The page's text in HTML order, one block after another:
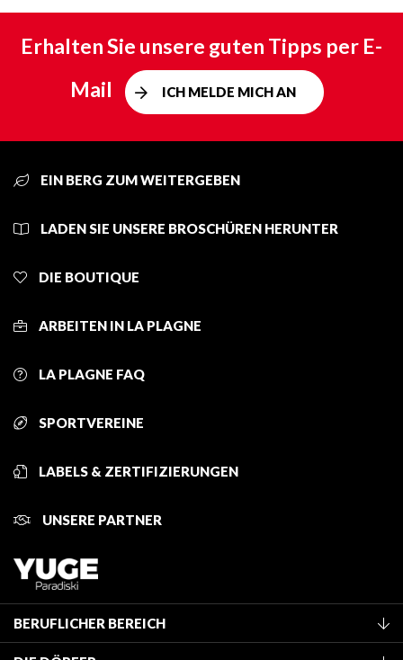
Erhalten Sie unsere guten Tipps per E-
Mail
ICH MELDE MICH AN
EIN BERG ZUM WEITERGEBEN
LADEN SIE UNSERE BROSCHÜREN HERUNTER
DIE BOUTIQUE
ARBEITEN IN LA PLAGNE
LA PLAGNE FAQ
SPORTVEREINE
LABELS & ZERTIFIZIERUNGEN
UNSERE PARTNER
BERUFLICHER BEREICH
Mitglied des Fremdenverkehrsamtes werden